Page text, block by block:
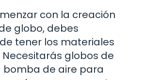
con la creación
globo, debes
tener los materiales
globos de
bomba de aire para